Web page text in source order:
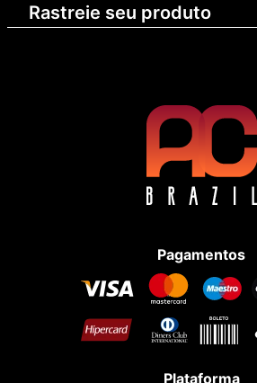
Rastreie seu produto
Pagamentos
Plataforma